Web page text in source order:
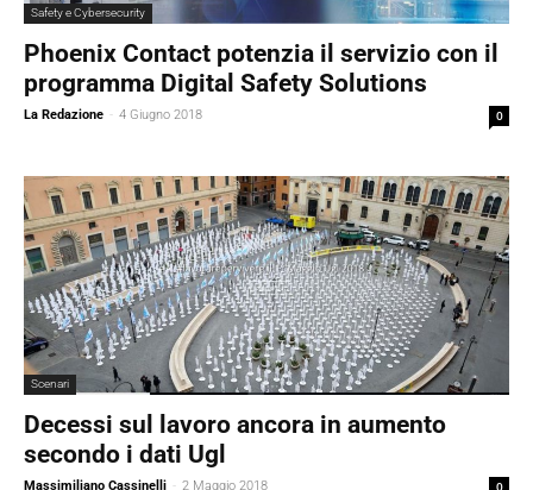
Safety e Cybersecurity
Phoenix Contact potenzia il servizio con il
programma Digital Safety Solutions
La Redazione - 4 Giugno 2018 0
Scenari
Decessi sul lavoro ancora in aumento
secondo i dati Ugl
Massimiliano Cassinelli - 2 Maggio 2018 0